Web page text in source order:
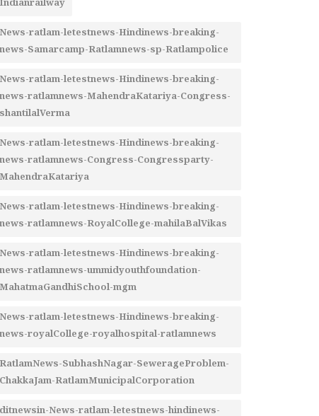
Indianrailway
News-ratlam-letestnews-Hindinews-breaking-
news-Samarcamp-Ratlamnews-sp-Ratlampolice
News-ratlam-letestnews-Hindinews-breaking-
news-ratlamnews-MahendraKatariya-Congress-
shantilalVerma
News-ratlam-letestnews-Hindinews-breaking-
news-ratlamnews-Congress-Congressparty-
MahendraKatariya
News-ratlam-letestnews-Hindinews-breaking-
news-ratlamnews-RoyalCollege-mahilaBalVikas
News-ratlam-letestnews-Hindinews-breaking-
news-ratlamnews-ummidyouthfoundation-
MahatmaGandhiSchool-mgm
News-ratlam-letestnews-Hindinews-breaking-
news-royalCollege-royalhospital-ratlamnews
RatlamNews-SubhashNagar-SewerageProblem-
ChakkaJam-RatlamMunicipalCorporation
ditnewsin-News-ratlam-letestnews-hindinews-